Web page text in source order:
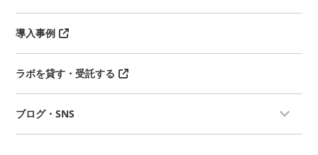
導入事例
ラボを貸す・受託する
ブログ・SNS